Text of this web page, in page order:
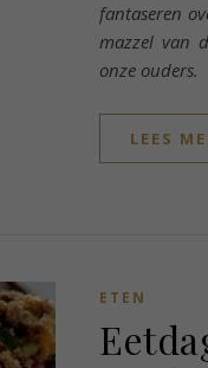
fantaseren
mazzel van
onze ouders.
LEES
ETEN